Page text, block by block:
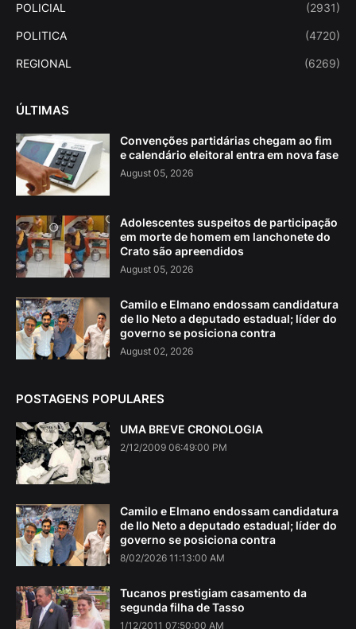
POLICIAL (2931)
POLITICA (4720)
REGIONAL (6269)
ÚLTIMAS
Convenções partidárias chegam ao fim
e calendário eleitoral entra em nova fase
August 05, 2026
Adolescentes suspeitos de participação
em morte de homem em lanchonete do
Crato são apreendidos
August 05, 2026
Camilo e Elmano endossam candidatura
de Ilo Neto a deputado estadual; líder do
governo se posiciona contra
August 02, 2026
POSTAGENS POPULARES
UMA BREVE CRONOLOGIA
2/12/2009 06:49:00 PM
Camilo e Elmano endossam candidatura
de Ilo Neto a deputado estadual; líder do
governo se posiciona contra
8/02/2026 11:13:00 AM
Tucanos prestigiam casamento da
segunda filha de Tasso
1/12/2011 07:50:00 AM